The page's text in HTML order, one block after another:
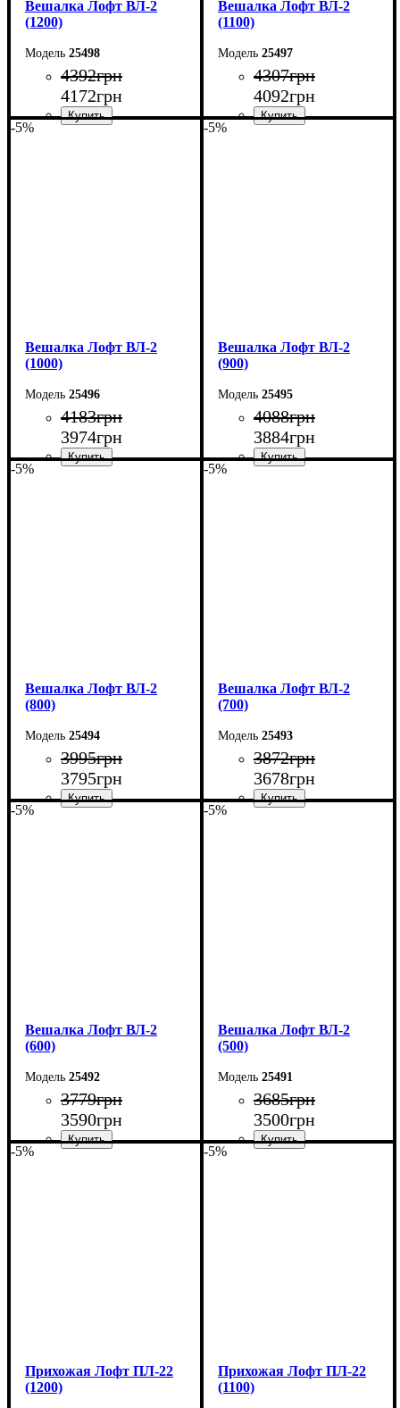
Вешалка Лофт ВЛ-2
(1200)
25498
4392грн
4172грн
Вешалка Лофт ВЛ-2
(1100)
25497
4307грн
4092грн
-5%
Вешалка Лофт ВЛ-2
(1000)
25496
4183грн
3974грн
-5%
Вешалка Лофт ВЛ-2
(900)
25495
4088грн
3884грн
-5%
Вешалка Лофт ВЛ-2
(800)
25494
3995грн
3795грн
-5%
Вешалка Лофт ВЛ-2
(700)
25493
3872грн
3678грн
-5%
Вешалка Лофт ВЛ-2
(600)
25492
3779грн
3590грн
-5%
Вешалка Лофт ВЛ-2
(500)
25491
3685грн
3500грн
-5%
Прихожая Лофт ПЛ-22
(1200)
-5%
Прихожая Лофт ПЛ-22
(1100)